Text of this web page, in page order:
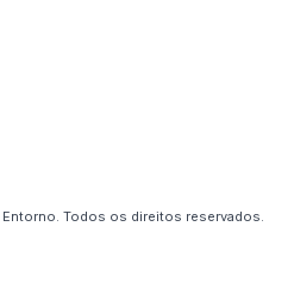
Todos os direitos reservados.